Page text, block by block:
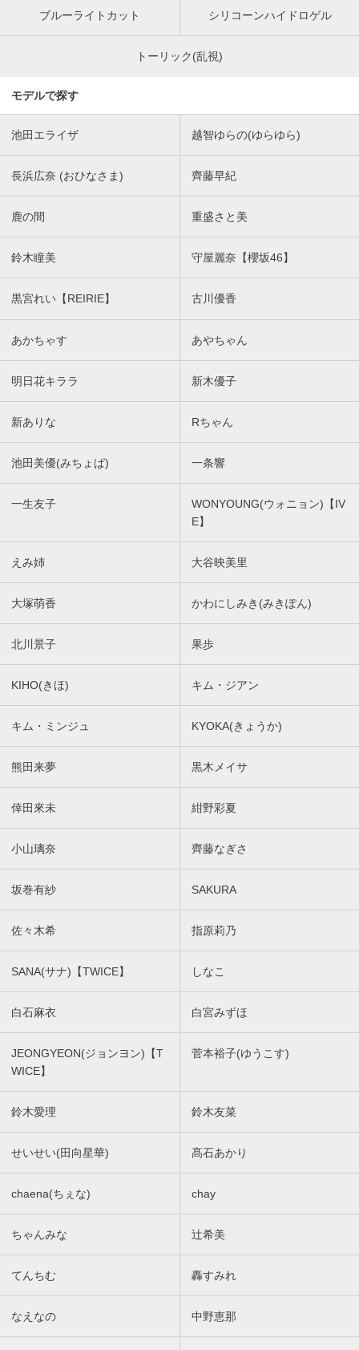
ブルーライトカット シリコーンハイドロゲル
トーリック(乱視)
モデルで探す
池田エライザ 越智ゆらの(ゆらゆら)
長浜広奈 (おひなさま) 齊藤早紀
鹿の間 重盛さと美
鈴木瞳美 守屋麗奈【櫻坂46】
黒宮れい【REIRIE】 古川優香
あかちゃす あやちゃん
明日花キララ 新木優子
新ありな Rちゃん
池田美優(みちょぱ) 一条響
一生友子
WONYOUNG(ウォニョン)【IV
E】
えみ姉 大谷映美里
大塚萌香 かわにしみき(みきぽん)
北川景子 果歩
KIHO(きほ) キム・ジアン
キム・ミンジュ KYOKA(きょうか)
熊田来夢 黒木メイサ
倖田來未 紺野彩夏
小山璃奈 齊藤なぎさ
坂巻有紗 SAKURA
佐々木希 指原莉乃
SANA(サナ)【TWICE】 しなこ
白石麻衣 白宮みずほ
JEONGYEON(ジョンヨン)【T
WICE】
菅本裕子(ゆうこす)
鈴木愛理 鈴木友菜
せいせい(田向星華) 髙石あかり
chaena(ちぇな) chay
ちゃんみな 辻希美
てんちむ 轟すみれ
なえなの 中野恵那